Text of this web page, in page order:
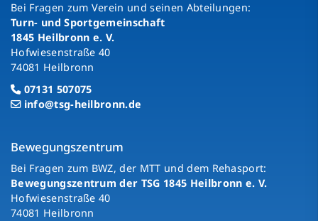
Bei Fragen zum Verein und seinen Abteilungen:
Turn- und Sportgemeinschaft
1845 Heilbronn e. V.
Hofwiesenstraße 40
74081 Heilbronn
07131 507075
info@tsg-heilbronn.de
Bewegungszentrum
Bei Fragen zum BWZ, der MTT und dem Rehasport:
Bewegungszentrum der TSG 1845 Heilbronn e. V.
Hofwiesenstraße 40
74081 Heilbronn